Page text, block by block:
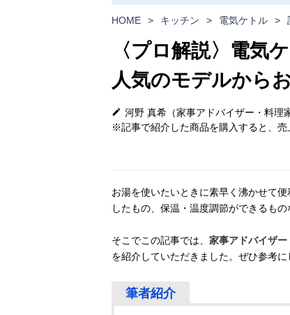
HOME > キッチン > 電気ケトル >
〈プロ解説〉電気
人気のモデルから
河野 真希（家事アドバイザー・料理家
※記事で紹介した商品を購入すると、売
お湯を使いたいときに素早く沸かせて便
したもの、保温・温度調節ができるも
そこでこの記事では、 家事アドバイザ
を紹介していただきました。ぜひ参考に